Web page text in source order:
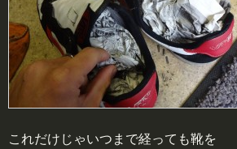
これだけじゃいつまで経っても靴を